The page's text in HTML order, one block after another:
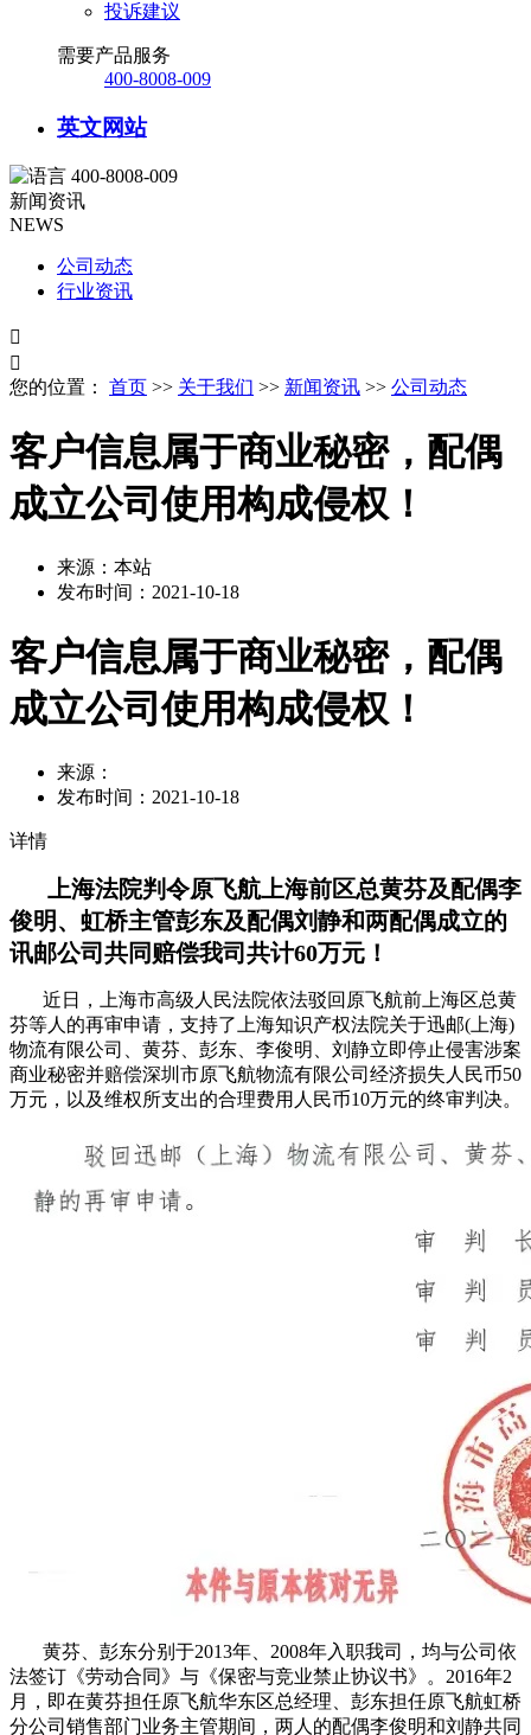
投诉建议
需要产品服务
400-8008-009
英文网站
400-8008-009
新闻资讯
NEWS
公司动态
行业资讯


您的位置：
首页 >> 关于我们 >> 新闻资讯 >> 公司动态
客户信息属于商业秘密，配偶
成立公司使用构成侵权！
来源：本站
发布时间： 2021-10-18
客户信息属于商业秘密，配偶
成立公司使用构成侵权！
来源：
发布时间： 2021-10-18
详情
上海法院判令原飞航上海前区总黄芬及配偶李
俊明、虹桥主管彭东及配偶刘静和两配偶成立的
讯邮公司共同赔偿我司共计60万元！
近日，上海市高级人民法院依法驳回原飞航前上海区总黄
芬等人的再审申请，支持了上海知识产权法院关于迅邮(上海)
物流有限公司、黄芬、彭东、李俊明、刘静立即停止侵害涉案
商业秘密并赔偿深圳市原飞航物流有限公司经济损失人民币50
万元，以及维权所支出的合理费用人民币10万元的终审判决。
黄芬、彭东分别于2013年、2008年入职我司，均与公司依
法签订《劳动合同》与《保密与竞业禁止协议书》。2016年2
月，即在黄芬担任原飞航华东区总经理、彭东担任原飞航虹桥
分公司销售部门业务主管期间，两人的配偶李俊明和刘静共同